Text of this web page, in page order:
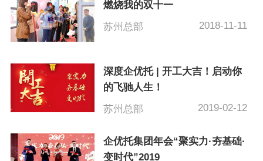
燃烧我的双十一
苏州总部
2018-11-11
深度企优托 | 开工大吉！启动你
的飞驰人生！
苏州总部
2019-02-12
企优托集团年会“聚实力·夯基础·
变时代”2019